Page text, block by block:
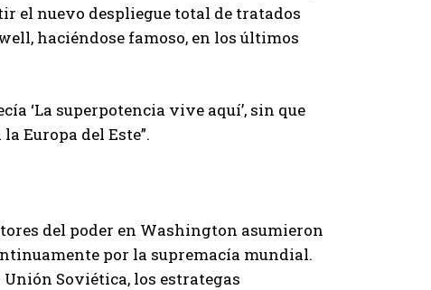
el nuevo despliegue total de tratados
haciéndose famoso, en los últimos
‘La superpotencia vive aquí’, sin que
Europa del Este”.
del poder en Washington asumieron
por la supremacía mundial.
Soviética, los estrategas